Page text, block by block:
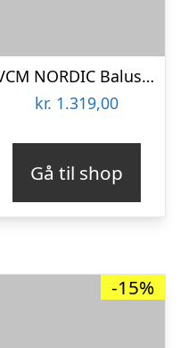
VCM NORDIC Balusa L kommode, m. 2 låger, 2 skuffer og 1 hylde – hvid/natur træ
kr. 1.319,00
Gå til shop
-15%